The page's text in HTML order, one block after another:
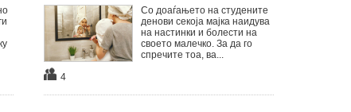
Со доаѓањето на студените
денови секоја мајка наидува
на настинки и болести на
своето малечко. За да го
спречите тоа, ва...
4